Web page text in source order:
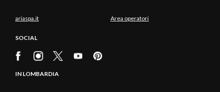
ariaspa.it Area operatori
SOCIAL
IN LOMBARDIA